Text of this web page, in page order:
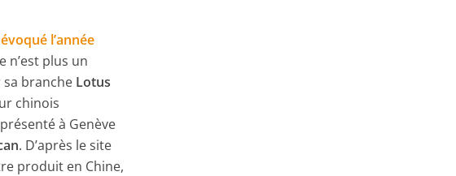
l’année
n’est plus un
branche Lotus
chinois
présenté à Genève
. D’après le site
produit en Chine,